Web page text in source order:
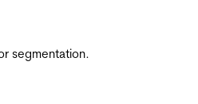
segmentation.